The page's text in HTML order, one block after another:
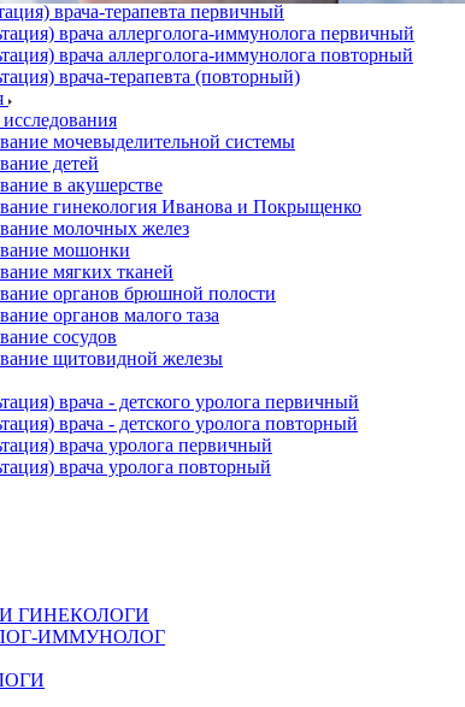
врача-терапевта первичный
врача аллерголога-иммунолога первичный
врача аллерголога-иммунолога повторный
врача-терапевта (повторный)
мочевыделительной системы
детей
в акушерстве
гинекология Иванова и Покрыщенко
молочных желез
мошонки
мягких тканей
органов брюшной полости
органов малого таза
сосудов
щитовидной железы
врача - детского уролога первичный
врача - детского уролога повторный
врача уролога первичный
врача уролога повторный
ГИНЕКОЛОГИ
ИММУНОЛОГ